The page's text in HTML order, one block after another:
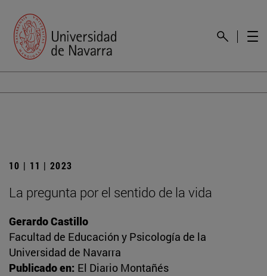
10 | 11 | 2023
La pregunta por el sentido de la vida
Gerardo Castillo
Facultad de Educación y Psicología de la
Universidad de Navarra
Publicado en: El Diario Montañés